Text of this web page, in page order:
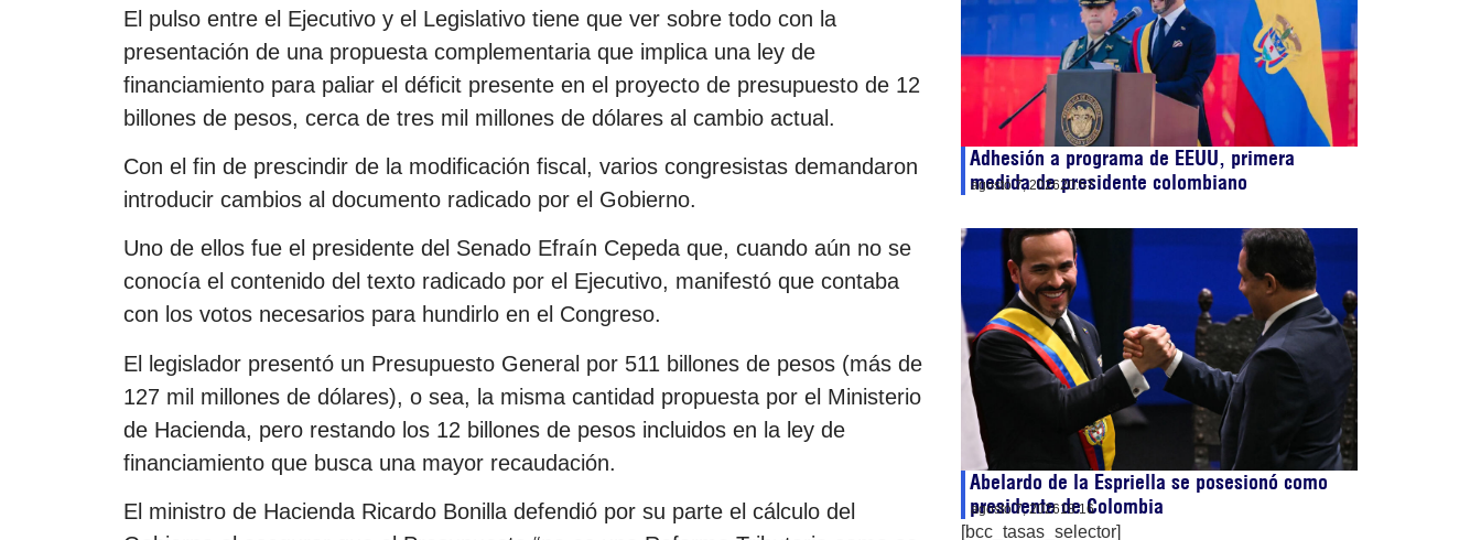
El pulso entre el Ejecutivo y el Legislativo tiene que ver sobre todo con la
presentación de una propuesta complementaria que implica una ley de
financiamiento para paliar el déficit presente en el proyecto de presupuesto de 12
billones de pesos, cerca de tres mil millones de dólares al cambio actual.
Con el fin de prescindir de la modificación fiscal, varios congresistas demandaron
introducir cambios al documento radicado por el Gobierno.
Uno de ellos fue el presidente del Senado Efraín Cepeda que, cuando aún no se
conocía el contenido del texto radicado por el Ejecutivo, manifestó que contaba
con los votos necesarios para hundirlo en el Congreso.
El legislador presentó un Presupuesto General por 511 billones de pesos (más de
127 mil millones de dólares), o sea, la misma cantidad propuesta por el Ministerio
de Hacienda, pero restando los 12 billones de pesos incluidos en la ley de
financiamiento que busca una mayor recaudación.
El ministro de Hacienda Ricardo Bonilla defendió por su parte el cálculo del
Adhesión a programa de EEUU, primera
medida de presidente colombiano
agosto 7, 202620:57
Abelardo de la Espriella se posesionó como
presidente de Colombia
agosto 7, 202618:16
[bcc_tasas_selector]